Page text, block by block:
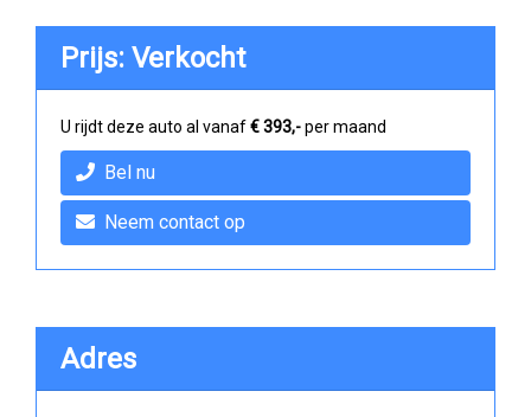
Prijs: Verkocht
U rijdt deze auto al vanaf€ 393,-per maand
Bel nu
Neem contact op
Adres